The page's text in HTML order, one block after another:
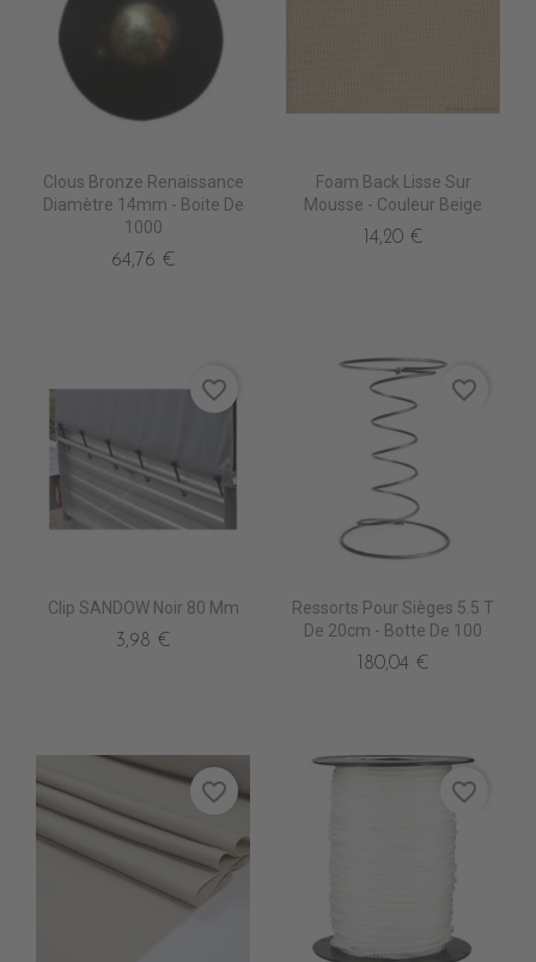
Clous Bronze Renaissance
Diamètre 14mm - Boite De
1000
64,76 €
Foam Back Lisse Sur
Mousse - Couleur Beige
14,20 €
Clip SANDOW Noir 80 Mm
3,98 €
favorite_border
Ressorts Pour Sièges 5.5 T
De 20cm - Botte De 100
180,04 €
favorite_border
favorite_border favorite_border